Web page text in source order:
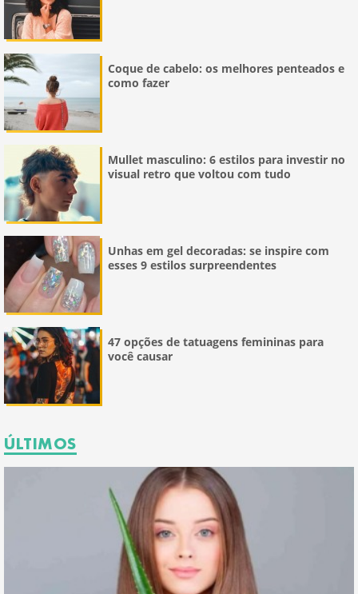
Coque de cabelo: os melhores penteados e
como fazer
Mullet masculino: 6 estilos para investir no
visual retro que voltou com tudo
Unhas em gel decoradas: se inspire com
esses 9 estilos surpreendentes
47 opções de tatuagens femininas para
você causar
ÚLTIMOS